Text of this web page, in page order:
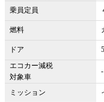
乗員定員
燃料
ドア
エコカー減税
対象車
-
ミッション